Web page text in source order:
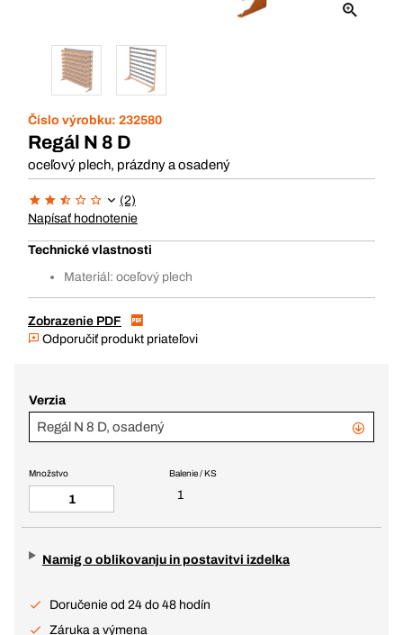
Číslo výrobku: 232580
Regál N 8 D
oceľový plech, prázdny a osadený
(2)
Napísať hodnotenie
Technické vlastnosti
Materiál: oceľový plech
Zobrazenie PDF
Odporučiť produkt priateľovi
Verzia
Regál N 8 D, osadený
Balenie / KS
1
Množstvo
Namig o oblikovanju in postavitvi izdelka
Doručenie od 24 do 48 hodín
Záruka a výmena